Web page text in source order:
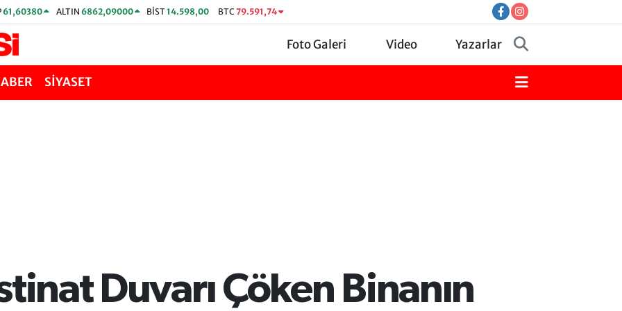
61,60380 ALTIN 6862,09000 BİST14.598,00 BTC 79.591,74
Foto Galeri Video Yazarlar
SİYASET
Duvarı Çöken Binanın